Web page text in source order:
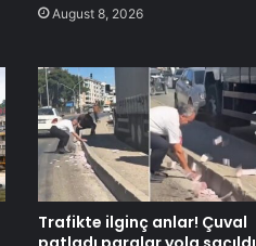
August 8, 2026
Trafikte ilginç anlar! Çuval